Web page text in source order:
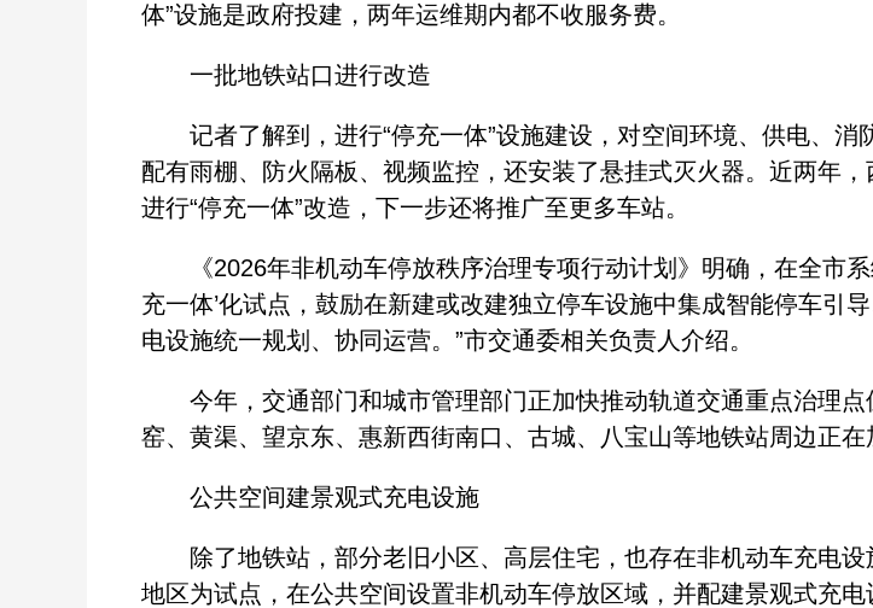
体”设施是政府投建，两年运维期内都不收服务费。
一批地铁站口进行改造
记者了解到，进行“停充一体”设施建设，对空间环境、供电、消
配有雨棚、防火隔板、视频监控，还安装了悬挂式灭火器。近两年
进行“停充一体”改造，下一步还将推广至更多车站。
《2026年非机动车停放秩序治理专项行动计划》明确，在全市系
充一体’化试点，鼓励在新建或改建独立停车设施中集成智能停车引
电设施统一规划、协同运营。”市交通委相关负责人介绍。
今年，交通部门和城市管理部门正加快推动轨道交通重点治理点
窑、黄渠、望京东、惠新西街南口、古城、八宝山等地铁站周边正在
公共空间建景观式充电设施
除了地铁站，部分老旧小区、高层住宅，也存在非机动车充电设
地区为试点，在公共空间设置非机动车停放区域，并配建景观式充电